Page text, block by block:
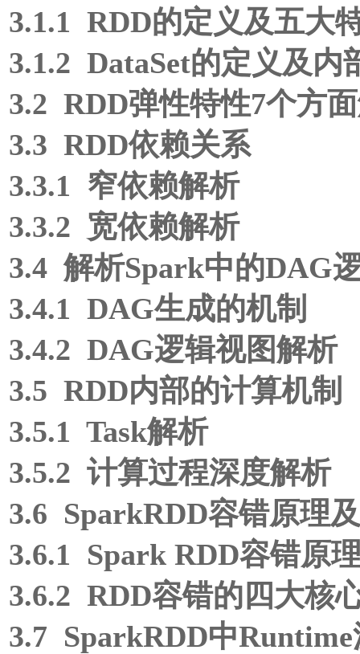
3.1.1 RDD的定义及五大
3.1.2 DataSet的定义及内
3.2 RDD弹性特性7个方
3.3 RDD依赖关系
3.3.1 窄依赖解析
3.3.2 宽依赖解析
3.4 解析Spark中的DAG
3.4.1 DAG生成的机制
3.4.2 DAG逻辑视图解析
3.5 RDD内部的计算机制
3.5.1 Task解析
3.5.2 计算过程深度解析
3.6 SparkRDD容错原理
3.6.1 Spark RDD容错原
3.6.2 RDD容错的四大核
3.7 SparkRDD中